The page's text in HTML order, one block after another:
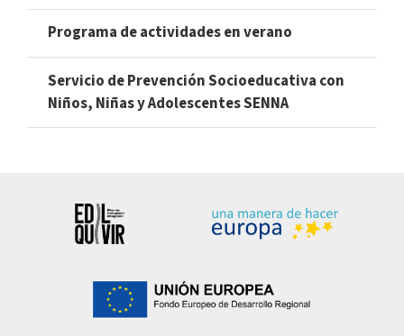
Programa de actividades en verano
Servicio de Prevención Socioeducativa con
Niños, Niñas y Adolescentes SENNA